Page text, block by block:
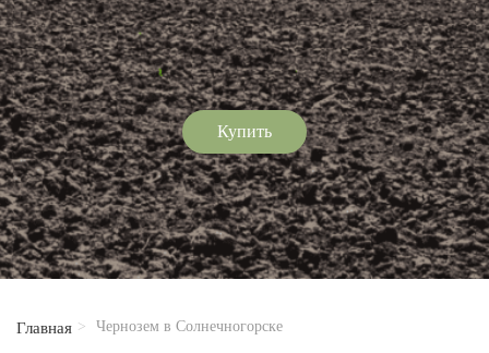
Купить
Главная Чернозем в Солнечногорске